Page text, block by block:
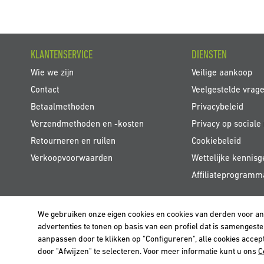
Sluiten
KLANTENSERVICE
Wie we zijn
Contact
Betaalmethoden
Verzendmethoden en -kosten
Retourneren en ruilen
Verkoopvoorwaarden
DIENSTEN
Veilige aankoop
Veelgestelde
Privacybeleid
Privacy op sociale
Cookiebeleid
Wettelijke
BELGIË / BELGIQUE
We gebruiken onze eigen cookies en cookies van derden voor
advertenties te tonen op basis van een profiel dat is
aanpassen door te klikken op "Configureren", alle cookies
door "Afwijzen" te selecteren. Voor meer informatie kunt u ons